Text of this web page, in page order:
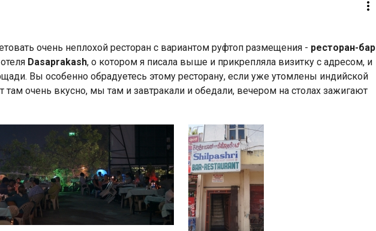
очень неплохой ресторан с вариантом руфтоп размещения - ресторан-бар
Dasaprakash, о котором я писала выше и прикрепляла визитку с адресом, и
Вы особенно обрадуетесь этому ресторану, если уже утомлены индийской
очень вкусно, мы там и завтракали и обедали, вечером на столах зажигают